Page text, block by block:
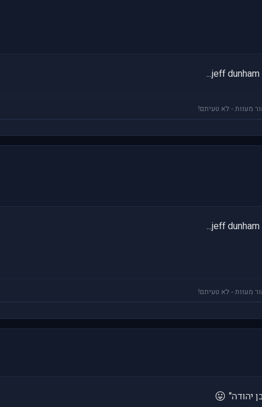
מעוות - לא טעיתם!
מעוות - לא טעיתם!
יהודה" 😛